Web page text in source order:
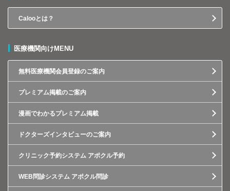
Calooとは？
医療機関向けMENU
無料医療機関会員登録のご案内
プレミアム掲載のご案内
漫画でわかるプレミアム掲載
ドクターズインタビューのご案内
クリニック予約システム アポクル予約
WEB問診システム アポクル問診